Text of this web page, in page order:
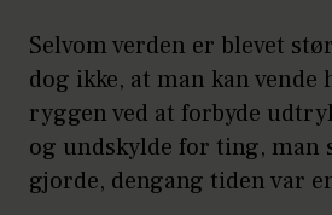
Selvom verden er blevet
dog ikke, at man kan vende
ryggen ved at forbyde
og undskylde for ting, man
gjorde, dengang tiden var